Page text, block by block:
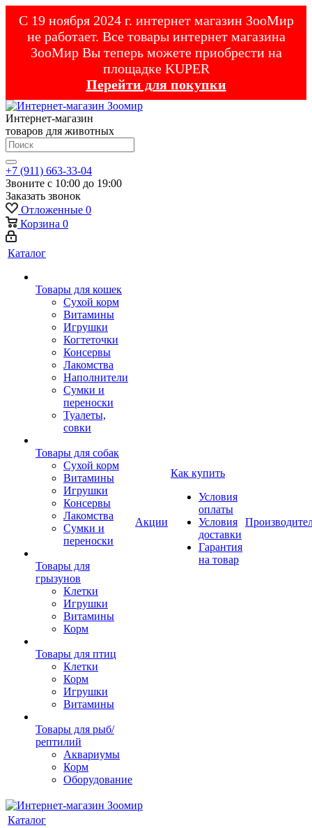
С 19 ноября 2024 г. интернет магазин ЗооМир
не работает. Все товары интернет магазина
ЗооМир Вы теперь можете приобрести на
площадке KUPER
Перейти для покупки
Интернет-магазин
товаров для животных
+7 (911) 663-33-04
Звоните с 10:00 до 19:00
Заказать звонок
Отложенные 0
Корзина 0
Каталог
Товары для кошек
Cухой корм
Витамины
Игрушки
Когтеточки
Консервы
Лакомства
Наполнители
Сумки и
переноски
Туалеты,
совки
Товары для собак
Cухой корм
Витамины
Игрушки
Консервы
Лакомства
Сумки и
переноски
Товары для
грызунов
Клетки
Игрушки
Витамины
Корм
Товары для птиц
Клетки
Корм
Игрушки
Витамины
Товары для рыб/
рептилий
Аквариумы
Корм
Оборудование
Акции
Как купить
Условия
оплаты
Условия
доставки
Гарантия
на товар
Каталог